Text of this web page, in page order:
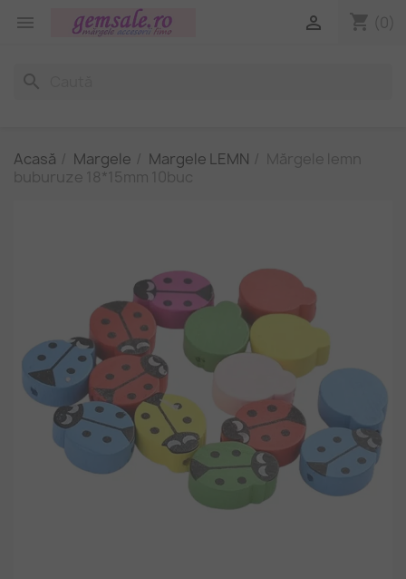
 shopping_cart (0)

search
Acasă Margele Margele LEMN
Mărgele lemn
buburuze 18*15mm 10buc